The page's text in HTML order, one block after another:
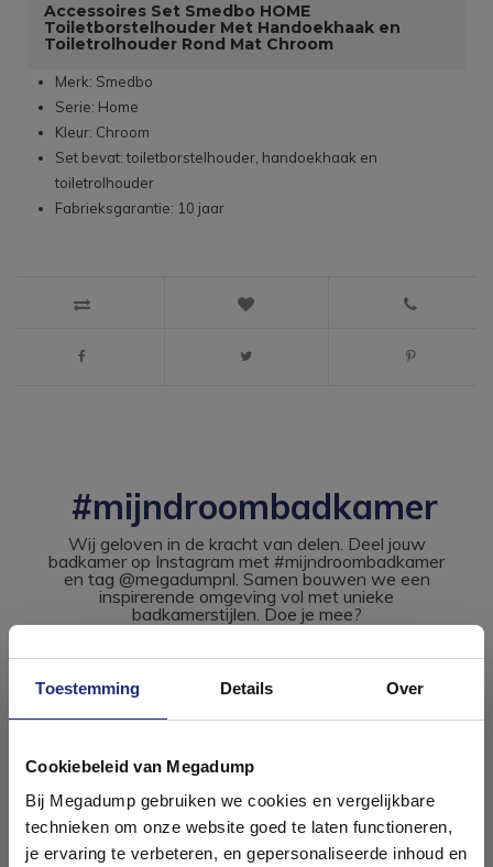
Toestemming Details Over
Cookiebeleid van Megadump
Bij Megadump gebruiken we cookies en vergelijkbare
technieken om onze website goed te laten functioneren,
je ervaring te verbeteren, en gepersonaliseerde inhoud en
Accessoires Set Smedbo HOME
Toiletborstelhouder Met Handoekhaak en
Toiletrolhouder Rond Mat Chroom
Merk: Smedbo
Serie: Home
Kleur: Chroom
Set bevat: toiletborstelhouder, handoekhaak en
toiletrolhouder
Fabrieksgarantie: 10 jaar
#mijndroombadkamer
Wij geloven in de kracht van delen. Deel jouw
badkamer op Instagram met #mijndroombadkamer
en tag @megadumpnl. Samen bouwen we een
inspirerende omgeving vol met unieke
badkamerstijlen. Doe je mee?
badkamers in onze 1000 m²
showroom
Laat je inspireren door 21 volledig ingerichte